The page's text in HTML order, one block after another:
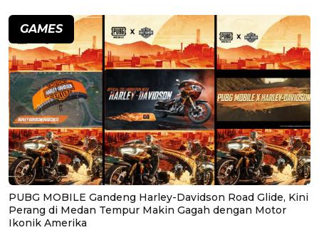
GAMES
PUBG MOBILE Gandeng Harley-Davidson Road Glide, Kini
Perang di Medan Tempur Makin Gagah dengan Motor
Ikonik Amerika